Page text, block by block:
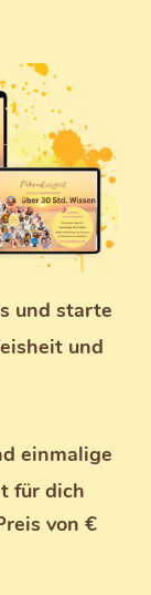
und starte
und
einmalige
für dich
von €